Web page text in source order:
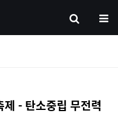
- 탄소중립 무전력